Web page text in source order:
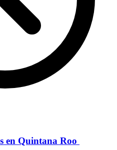
en Quintana Roo